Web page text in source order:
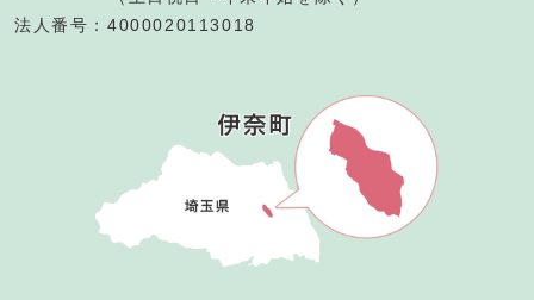
法人番号：4000020113018